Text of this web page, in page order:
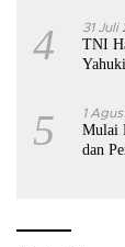
4 31 Juli
TNI
5 1
Mulai
dan